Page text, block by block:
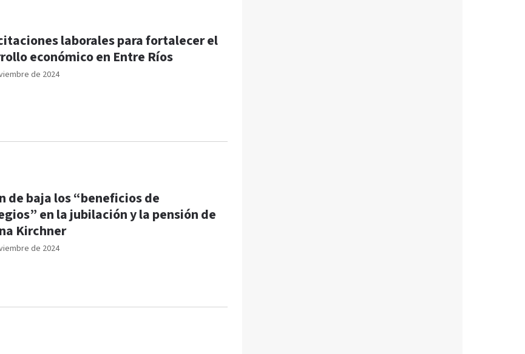
de 2024
laborales para fortalecer el
económico en Entre Ríos
de 2024
de baja los “beneficios de
en la jubilación y la pensión de
Kirchner